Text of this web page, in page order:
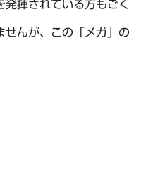
揮されている方もごく
せんが、この「メガ」の